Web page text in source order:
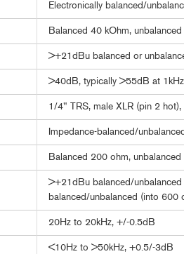
Electronically balanced/
Balanced 40 kOhm,
>+21dBu balanced or
>40dB, typically >55dB at 1kHz
1/4" TRS, male XLR (pin 2
Impedance-balanced/
Balanced 200 ohm,
>+21dBu balanced/
balanced/unbalanced (into 600
20Hz to 20kHz, +/-0.5dB
<10Hz to >50kHz, +0.5/-3dB